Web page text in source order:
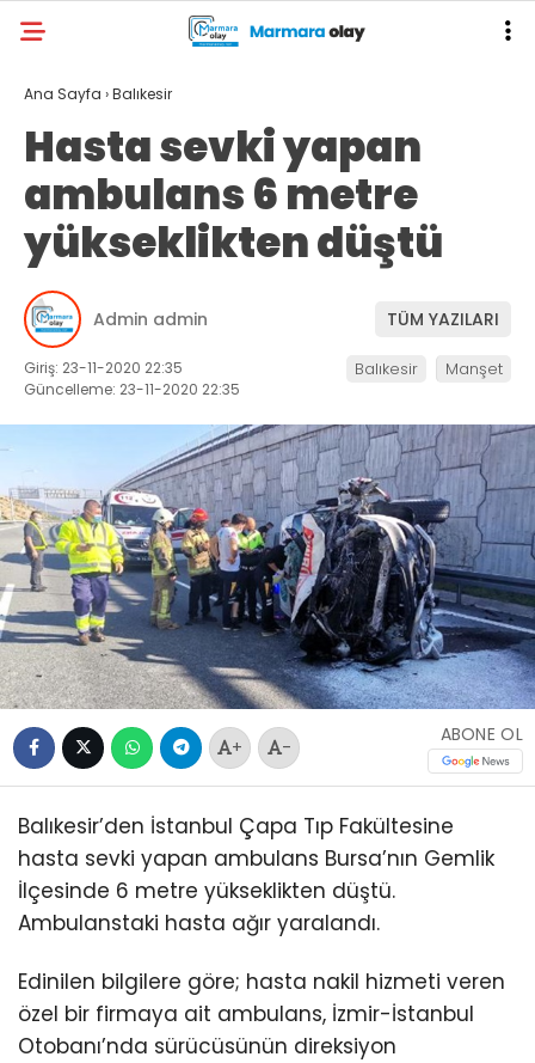
Ana Sayfa ›Balıkesir
Hasta sevki yapan
ambulans 6 metre
yükseklikten düştü
Admin admin TÜM YAZILARI
Giriş: 23-11-2020 22:35
Güncelleme: 23-11-2020 22:35
Balıkesir Manşet
+ -
ABONE OL
Balıkesir’den İstanbul Çapa Tıp Fakültesine
hasta sevki yapan ambulans Bursa’nın Gemlik
İlçesinde 6 metre yükseklikten düştü.
Ambulanstaki hasta ağır yaralandı.
Edinilen bilgilere göre; hasta nakil hizmeti veren
özel bir firmaya ait ambulans, İzmir-İstanbul
Otobanı’nda sürücüsünün direksiyon